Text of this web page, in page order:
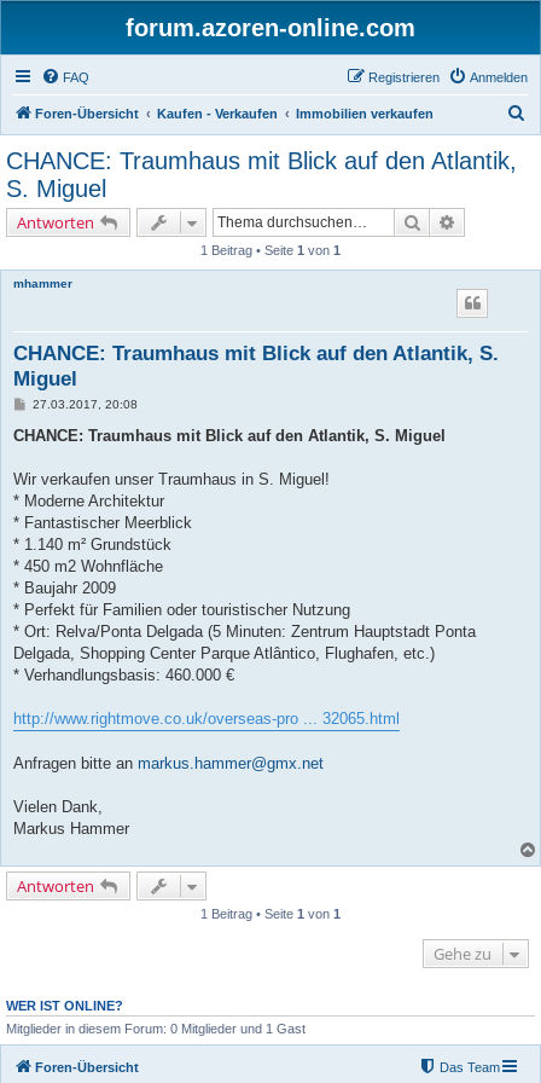
forum.azoren-online.com
FAQ Anmelden
Registrieren
Foren-Übersicht Kaufen - Verkaufen Immobilien verkaufen
CHANCE: Traumhaus mit Blick auf den Atlantik,
S. Miguel
Antworten Suche
1 Beitrag • Seite 1 von 1
mhammer
CHANCE: Traumhaus mit Blick auf den Atlantik, S.
Miguel
B
i
a
27.03.2017, 20:08
CHANCE: Traumhaus mit Blick auf den Atlantik, S. Miguel
Wir verkaufen unser Traumhaus in S. Miguel!
* Moderne Architektur
* Fantastischer Meerblick
* 1.140 m² Grundstück
* 450 m2 Wohnfläche
* Baujahr 2009
* Perfekt für Familien oder touristischer Nutzung
* Ort: Relva/Ponta Delgada (5 Minuten: Zentrum Hauptstadt Ponta
Delgada, Shopping Center Parque Atlântico, Flughafen, etc.)
* Verhandlungsbasis: 460.000 €
http://www.rightmove.co.uk/overseas-pro ... 32065.html
Anfragen bitte an markus.hammer@gmx.net
Vielen Dank,
Markus Hammer
Antworten
1 Beitrag • Seite 1 von 1
Gehe zu
WER IST ONLINE?
Mitglieder in diesem Forum: 0 Mitglieder und 1 Gast
Foren-Übersicht Das Team